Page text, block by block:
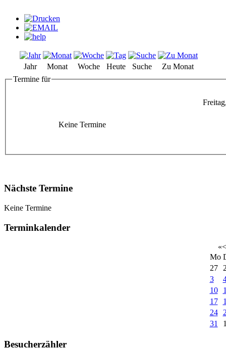
Jahr Monat Woche Heute Suche
Zu Monat
Termine für
Keine Termine
Nächste Termine
Keine Termine
Terminkalender
«<
Mo
27
3
10
17
24
31
Besucherzähler